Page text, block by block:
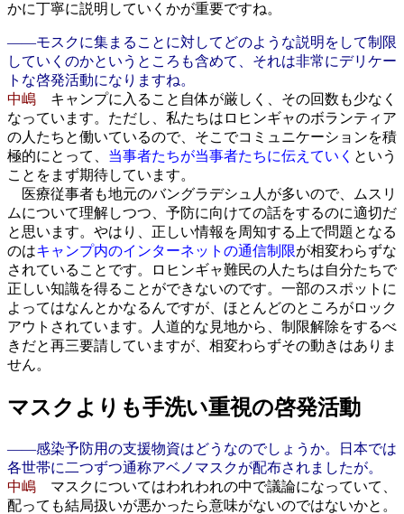
かに丁寧に説明していくかが重要ですね。
――モスクに集まることに対してどのような説明をして制限
していくのかというところも含めて、それは非常にデリケー
トな啓発活動になりますね。
中嶋 キャンプに入ること自体が厳しく、その回数も少なく
なっています。ただし、私たちはロヒンギャのボランティア
の人たちと働いているので、そこでコミュニケーションを積
極的にとって、 当事者たちが当事者たちに伝えていく という
ことをまず期待しています。
医療従事者も地元のバングラデシュ人が多いので、ムスリ
ムについて理解しつつ、予防に向けての話をするのに適切だ
と思います。やはり、正しい情報を周知する上で問題となる
のはキャンプ内のインターネットの通信制限が相変わらずな
されていることです。ロヒンギャ難民の人たちは自分たちで
正しい知識を得ることができないのです。一部のスポットに
よってはなんとかなるんですが、ほとんどのところがロック
アウトされています。人道的な見地から、制限解除をするべ
きだと再三要請していますが、相変わらずその動きはありま
せん。
マスクよりも手洗い重視の啓発活動
――感染予防用の支援物資はどうなのでしょうか。日本では
各世帯に二つずつ通称アベノマスクが配布されましたが。
中嶋 マスクについてはわれわれの中で議論になっていて、
配っても結局扱いが悪かったら意味がないのではないかと。